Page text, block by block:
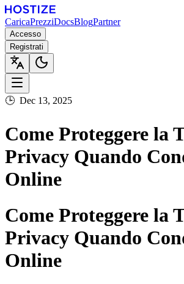
CaricaPrezziDocsBlogPartner
Accesso
Registrati
🕒 Dec 13, 2025
Come Proteggere la
Privacy Quando
Online
Come Proteggere la
Privacy Quando
Online